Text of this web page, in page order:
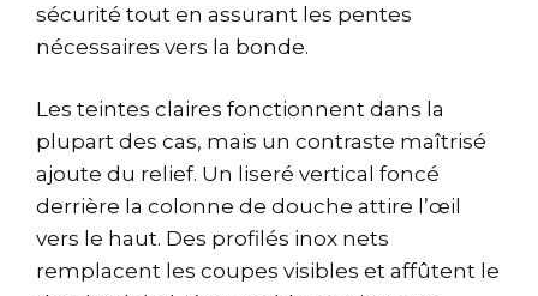
sécurité tout en assurant les pentes
nécessaires vers la bonde.
Les teintes claires fonctionnent dans la
plupart des cas, mais un contraste maîtrisé
ajoute du relief. Un liseré vertical foncé
derrière la colonne de douche attire l’œil
vers le haut. Des profilés inox nets
remplacent les coupes visibles et affûtent le